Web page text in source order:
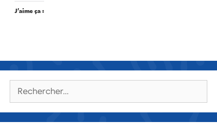
J’aime ça :
Rechercher :